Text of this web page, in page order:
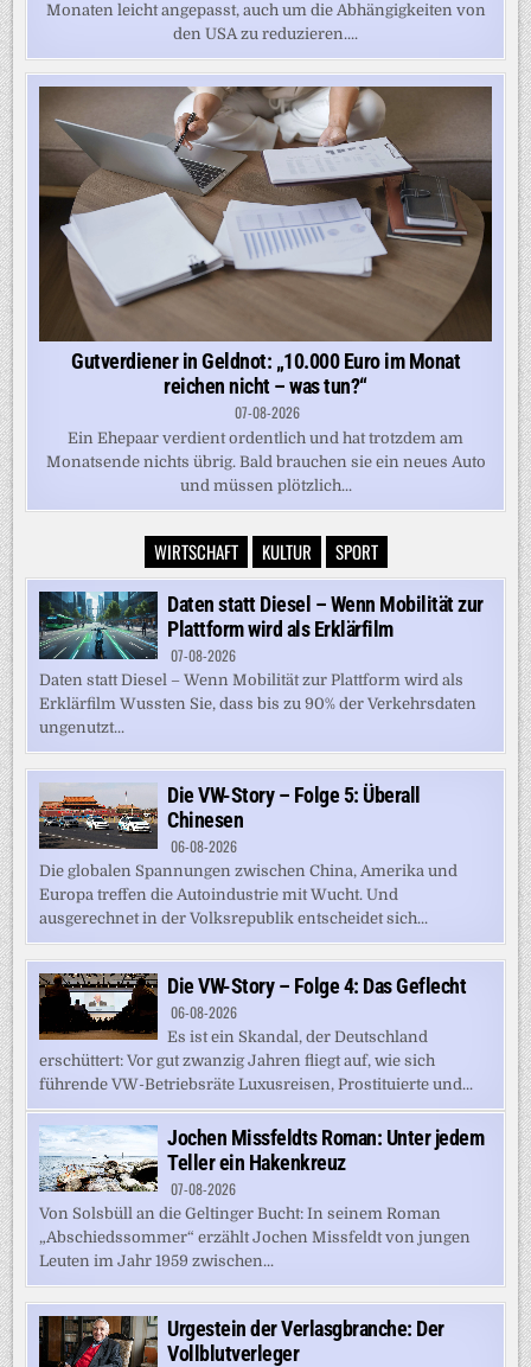
Monaten leicht angepasst, auch um die Abhängigkeiten von
den USA zu reduzieren....
Gutverdiener in Geldnot: „10.000 Euro im Monat
reichen nicht – was tun?“
07-08-2026
Ein Ehepaar verdient ordentlich und hat trotzdem am
Monatsende nichts übrig. Bald brauchen sie ein neues Auto
und müssen plötzlich...
WIRTSCHAFT KULTUR SPORT
Daten statt Diesel – Wenn Mobilität zur
Plattform wird als Erklärfilm
07-08-2026
Daten statt Diesel – Wenn Mobilität zur Plattform wird als
Erklärfilm Wussten Sie, dass bis zu 90% der Verkehrsdaten
ungenutzt...
Die VW-Story – Folge 5: Überall
Chinesen
06-08-2026
Die globalen Spannungen zwischen China, Amerika und
Europa treffen die Autoindustrie mit Wucht. Und
ausgerechnet in der Volksrepublik entscheidet sich...
Die VW-Story – Folge 4: Das Geflecht
06-08-2026
Es ist ein Skandal, der Deutschland
erschüttert: Vor gut zwanzig Jahren fliegt auf, wie sich
führende VW-Betriebsräte Luxusreisen, Prostituierte und...
Jochen Missfeldts Roman: Unter jedem
Teller ein Hakenkreuz
07-08-2026
Von Solsbüll an die Geltinger Bucht: In seinem Roman
„Abschiedssommer“ erzählt Jochen Missfeldt von jungen
Leuten im Jahr 1959 zwischen...
Urgestein der Verlasgbranche: Der
Vollblutverleger